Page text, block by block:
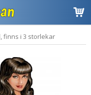
finns i 3 storlekar